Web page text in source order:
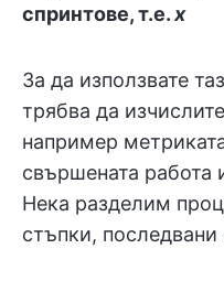
спринтове, т.е.x
За да използвате
трябва да
например
свършената работа
Нека разделим
стъпки,